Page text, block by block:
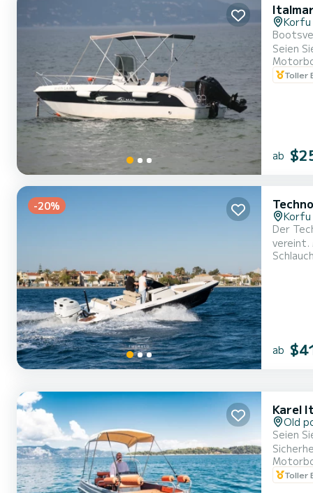
Korfu
Seien
Toller
ab
-20%
Korfu
Der
vereint.
Wahl für
ab
Karel
Old
Seien
die
Toller